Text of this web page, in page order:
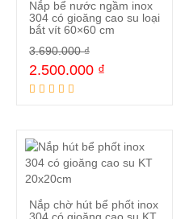
Mua ngay
Nắp bể nước ngầm inox
304 có gioăng cao su loại
bắt vít 60×60 cm
3.690.000₫
2.500.000 ₫
Nắp chờ hút bể phốt inox